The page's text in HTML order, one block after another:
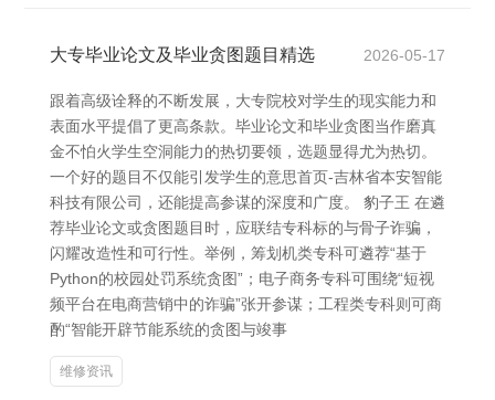
大专毕业论文及毕业贪图题目精选 2026-05-17
跟着高级诠释的不断发展，大专院校对学生的现实能力和
表面水平提倡了更高条款。毕业论文和毕业贪图当作磨真
金不怕火学生空洞能力的热切要领，选题显得尤为热切。
一个好的题目不仅能引发学生的意思首页-吉林省本安智能
科技有限公司，还能提高参谋的深度和广度。 豹子王 在遴
荐毕业论文或贪图题目时，应联结专科标的与骨子诈骗，
闪耀改造性和可行性。举例，筹划机类专科可遴荐“基于
Python的校园处罚系统贪图”；电子商务专科可围绕“短视
频平台在电商营销中的诈骗”张开参谋；工程类专科则可商
酌“智能开辟节能系统的贪图与竣事
维修资讯